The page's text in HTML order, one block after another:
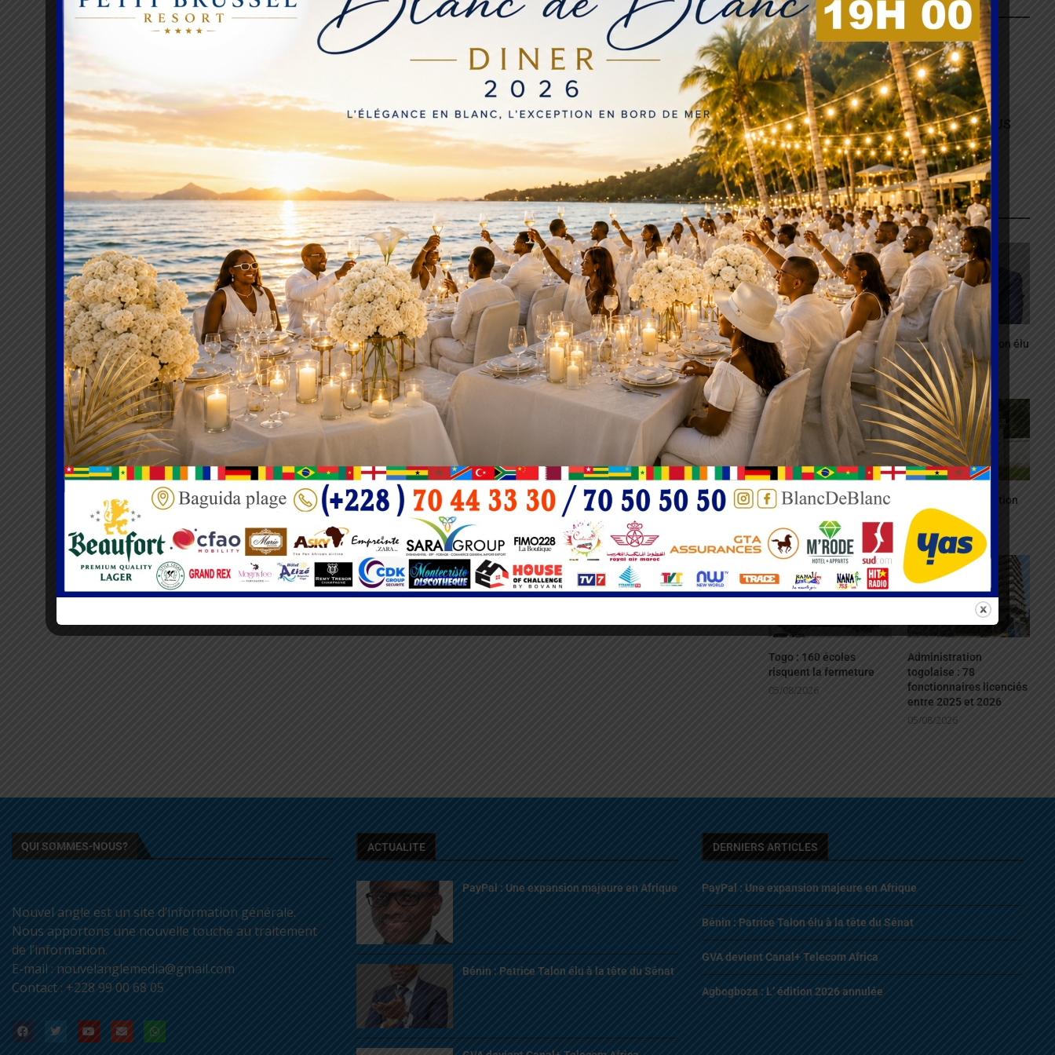
NOUS SUIVRE SUR FACEBOOK
ABONNEZ-VOUS
ARTICLES RECENTS
PayPal : Une expansion
majeure en Afrique
06/08/2026
Bénin : Patrice Talon élu
à la tête du Sénat
06/08/2026
GVA devient Canal+
06/08/2026
Agbogboza : L’ édition
2026 annulée
05/08/2026
Togo : 160 écoles
risquent la fermeture
05/08/2026
Administration
togolaise : 78
fonctionnaires licenciés
entre 2025 et 2026
05/08/2026
QUI SOMMES-NOUS?
Nouvel angle est un site d’information générale.
Nous apportons une nouvelle touche au traitement
de l’information.
E-mail : nouvelanglemedia@gmail.com
Contact : +228 99 00 68 05
ACTUALITE
PayPal : Une expansion majeure en Afrique
Bénin : Patrice Talon élu à la tête du Sénat
DERNIERS ARTICLES
PayPal : Une expansion majeure en Afrique
Bénin : Patrice Talon élu à la tête du Sénat
GVA devient Canal+ Telecom Africa
Agbogboza : L’ édition 2026 annulée